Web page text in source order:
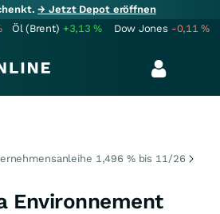
→ Jetzt Depot eröffnen
Öl (Brent) +3,13% Dow Jones -0,11%
1,496 % bis 11/26
Environnement